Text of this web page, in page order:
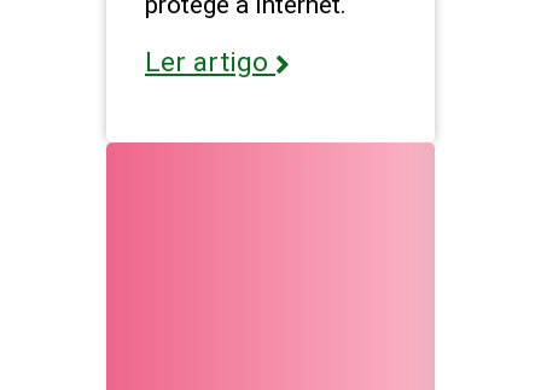
Ler artigo